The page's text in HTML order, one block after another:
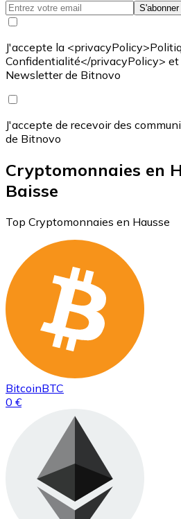
S'abonner
J'accepte la
Confidentialité</privacyPolicy> et
Newsletter de Bitnovo
J'accepte de recevoir des
de Bitnovo
Cryptomonnaies en
Baisse
Top Cryptomonnaies en Hausse
BitcoinBTC
0 €